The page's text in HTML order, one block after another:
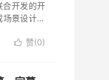
合开发的开
景设计，
 赞(0)